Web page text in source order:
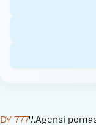
DY 777','.Agensi